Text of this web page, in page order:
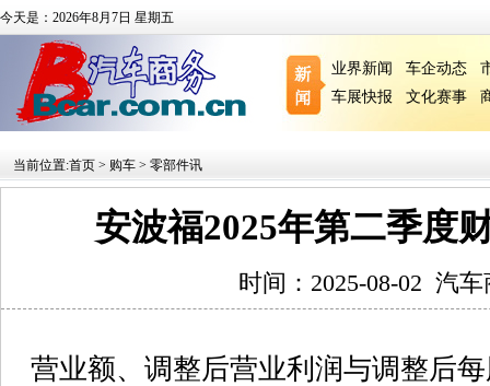
今天是：2026年8月7日 星期五
业界新闻 车企动态
车展快报
文化赛事
当前位置:首页 > 购车 > 零部件讯
安波福2025年第二季度
时间：2025-08-02 汽车
营业额、调整后营业利润与调整后